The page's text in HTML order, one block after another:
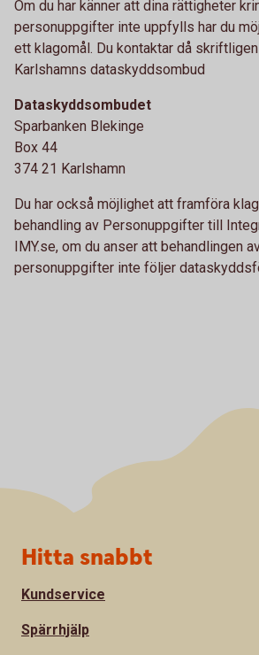
Om du har känner att dina rättigheter
personuppgifter inte uppfylls har du
ett klagomål. Du kontaktar då
Karlshamns dataskyddsombud
Dataskyddsombudet
Sparbanken Blekinge
Box 44
374 21 Karlshamn
Du har också möjlighet att framföra
behandling av Personuppgifter till
IMY.se, om du anser att behandlingen
personuppgifter inte följer
Sidfot
Hitta snabbt
Kundservice
Spärrhjälp